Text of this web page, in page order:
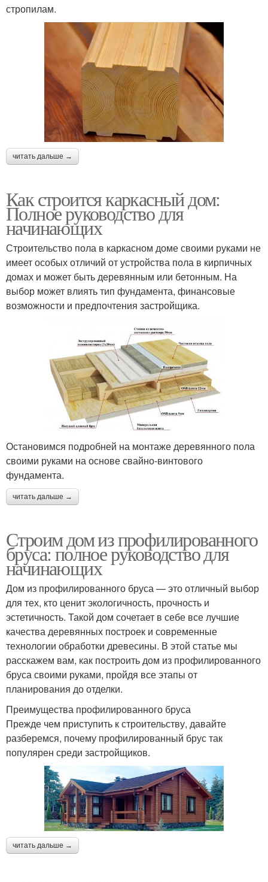
стропилам.
читать дальше →
Как строится каркасный дом:
Полное руководство для
начинающих
Строительство пола в каркасном доме своими руками не
имеет особых отличий от устройства пола в кирпичных
домах и может быть деревянным или бетонным. На
выбор может влиять тип фундамента, финансовые
возможности и предпочтения застройщика.
Остановимся подробней на монтаже деревянного пола
своими руками на основе свайно-винтового
фундамента.
читать дальше →
Строим дом из профилированного
бруса: полное руководство для
начинающих
Дом из профилированного бруса — это отличный выбор
для тех, кто ценит экологичность, прочность и
эстетичность. Такой дом сочетает в себе все лучшие
качества деревянных построек и современные
технологии обработки древесины. В этой статье мы
расскажем вам, как построить дом из профилированного
бруса своими руками, пройдя все этапы от
планирования до отделки.
Преимущества профилированного бруса
Прежде чем приступить к строительству, давайте
разберемся, почему профилированный брус так
популярен среди застройщиков.
читать дальше →